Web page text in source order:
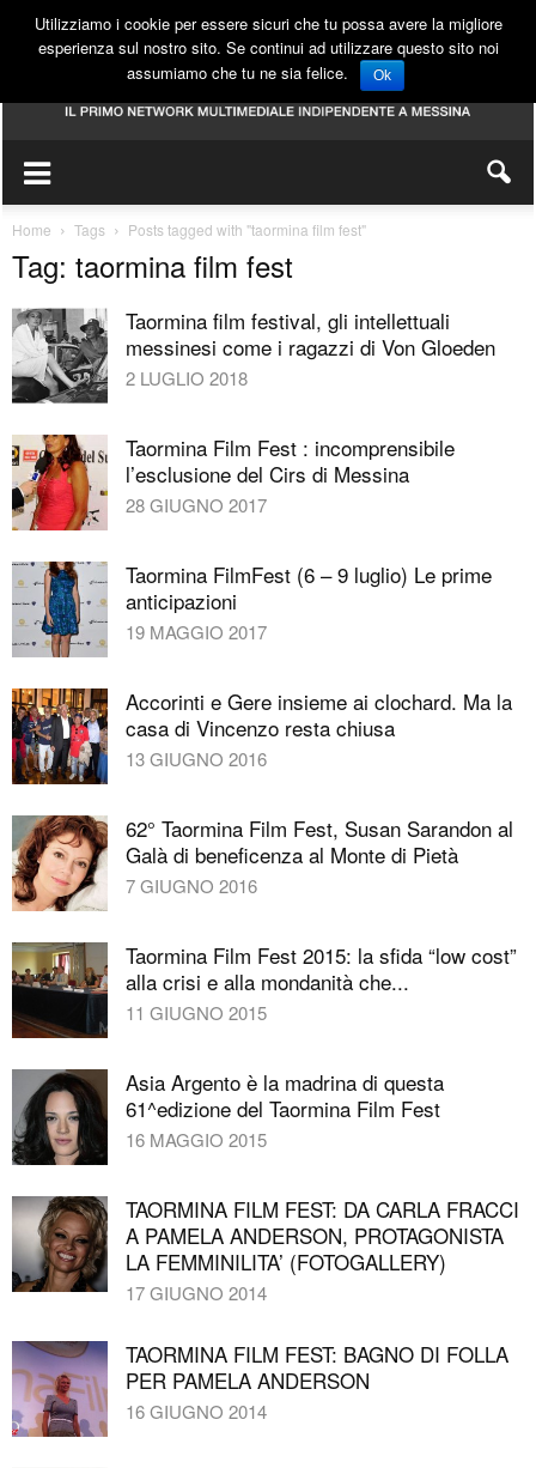
Home Tags Posts tagged with "taormina film fest"
Tag: taormina film fest
Taormina film festival, gli intellettuali
messinesi come i ragazzi di Von Gloeden
2 LUGLIO 2018
Taormina Film Fest : incomprensibile
l’esclusione del Cirs di Messina
28 GIUGNO 2017
Taormina FilmFest (6 – 9 luglio) Le prime
anticipazioni
19 MAGGIO 2017
Accorinti e Gere insieme ai clochard. Ma la
casa di Vincenzo resta chiusa
13 GIUGNO 2016
62° Taormina Film Fest, Susan Sarandon al
Galà di beneficenza al Monte di Pietà
7 GIUGNO 2016
Taormina Film Fest 2015: la sfida “low cost”
alla crisi e alla mondanità che...
11 GIUGNO 2015
Asia Argento è la madrina di questa
61^edizione del Taormina Film Fest
16 MAGGIO 2015
TAORMINA FILM FEST: DA CARLA FRACCI
A PAMELA ANDERSON, PROTAGONISTA
LA FEMMINILITA’ (FOTOGALLERY)
17 GIUGNO 2014
TAORMINA FILM FEST: BAGNO DI FOLLA
PER PAMELA ANDERSON
16 GIUGNO 2014
Utilizziamo i cookie per essere sicuri che tu possa avere la migliore
esperienza sul nostro sito. Se continui ad utilizzare questo sito noi
assumiamo che tu ne sia felice.
Ok